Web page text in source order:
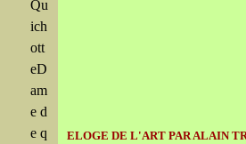
Qu
ich
ott
eD
am
e d
e q
ELOGE DE L'ART PAR ALAIN